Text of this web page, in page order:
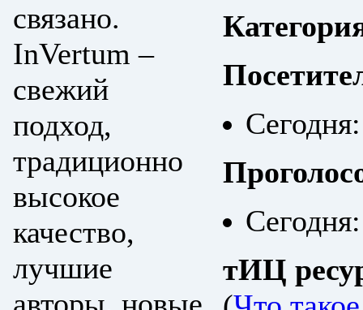
связано.
InVertum –
свежий
подход,
традиционно
высокое
качество,
лучшие
тИЦ